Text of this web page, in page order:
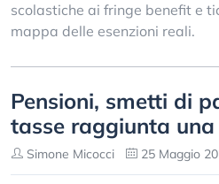
scolastiche ai fringe benefit e
mappa delle esenzioni reali.
Pensioni, smetti di
tasse raggiunta
Simone Micocci 25 Maggio